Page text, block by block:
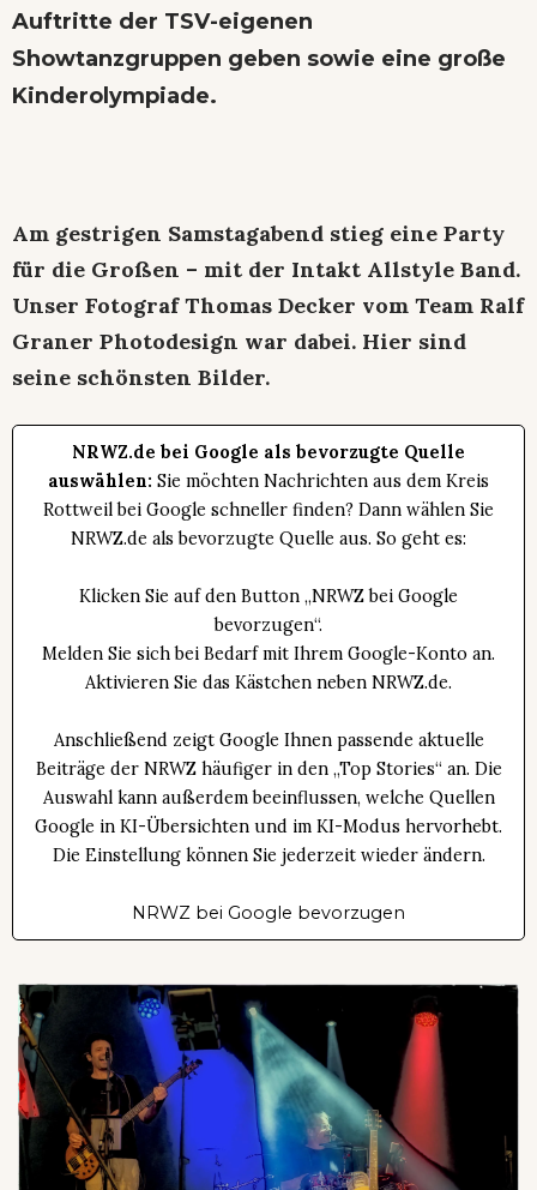
Auftritte der TSV-eigenen
Showtanzgruppen geben sowie eine große
Kinderolympiade.
Am gestrigen Samstagabend stieg eine Party
für die Großen – mit der Intakt Allstyle Band.
Unser Fotograf Thomas Decker vom Team Ralf
Graner Photodesign war dabei. Hier sind
seine schönsten Bilder.
NRWZ.de bei Google als bevorzugte Quelle
auswählen: Sie möchten Nachrichten aus dem Kreis
Rottweil bei Google schneller finden? Dann wählen Sie
NRWZ.de als bevorzugte Quelle aus. So geht es:
Klicken Sie auf den Button „NRWZ bei Google
bevorzugen“.
Melden Sie sich bei Bedarf mit Ihrem Google-Konto an.
Aktivieren Sie das Kästchen neben NRWZ.de.
Anschließend zeigt Google Ihnen passende aktuelle
Beiträge der NRWZ häufiger in den „Top Stories“ an. Die
Auswahl kann außerdem beeinflussen, welche Quellen
Google in KI-Übersichten und im KI-Modus hervorhebt.
Die Einstellung können Sie jederzeit wieder ändern.
NRWZ bei Google bevorzugen